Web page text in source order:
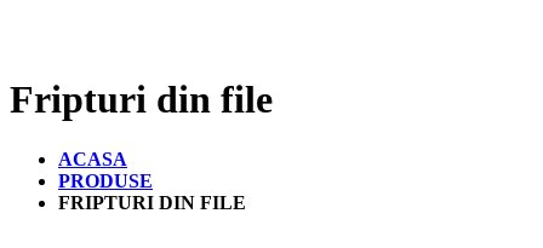
Fripturi din file
ACASA
PRODUSE
FRIPTURI DIN FILE